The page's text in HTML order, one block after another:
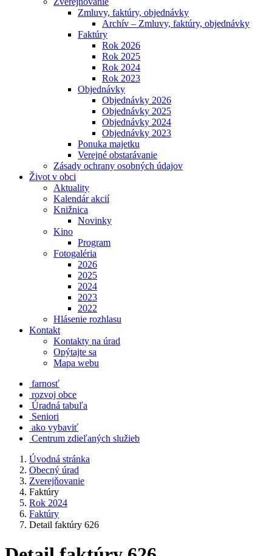
Zmluvy, faktúry, objednávky
Archív – Zmluvy, faktúry, objednávky
Faktúry
Rok 2026
Rok 2025
Rok 2024
Rok 2023
Objednávky
Objednávky 2026
Objednávky 2025
Objednávky 2024
Objednávky 2023
Ponuka majetku
Verejné obstarávanie
Zásady ochrany osobných údajov
Život v obci
Aktuality
Kalendár akcií
Knižnica
Novinky
Kino
Program
Fotogaléria
2026
2025
2024
2023
2022
Hlásenie rozhlasu
Kontakt
Kontakty na úrad
Opýtajte sa
Mapa webu
farnosť
rozvoj obce
Úradná tabuľa
Seniori
ako vybaviť
Centrum zdieľaných služieb
Úvodná stránka
Obecný úrad
Zverejňovanie
Faktúry
Rok 2024
Faktúry
Detail faktúry 626